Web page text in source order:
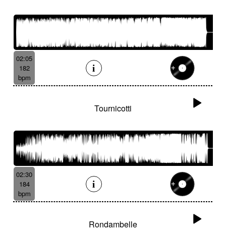
02:05
182
bpm
Tournicotti
02:30
184
bpm
Rondambelle